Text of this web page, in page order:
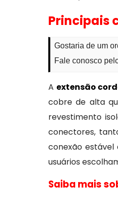
Principais
Gostaria de um
Fale conosco
A extensão
cobre de alta
revestimento
conectores,
conexão estável
usuários
Saiba mais